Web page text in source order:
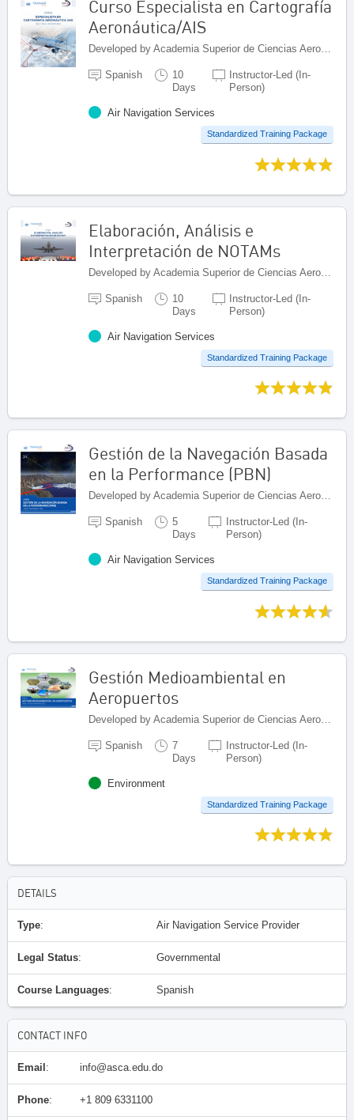
Curso Especialista en Cartografía
Aeronáutica/AIS
Spanish
10
Days
Instructor-Led (In-
Person)
Air Navigation Services
Standardized Training Package
Elaboración, Análisis e
Interpretación de NOTAMs
Spanish
10
Days
Instructor-Led (In-
Person)
Air Navigation Services
Standardized Training Package
Gestión de la Navegación Basada
en la Performance (PBN)
Developed by Academia Superior de Ciencias Aeronáuticas (ASCA), Dominican Republic
Spanish
5
Days
Instructor-Led (In-
Person)
Air Navigation Services
Standardized Training Package
Gestión Medioambiental en
Aeropuertos
Spanish
7
Days
Instructor-Led (In-
Person)
Environment
Standardized Training Package
DETAILS
Type: Air Navigation Service Provider
Legal Status: Governmental
Course Languages: Spanish
CONTACT INFO
Email : info@asca.edu.do
Phone: +1 809 6331100